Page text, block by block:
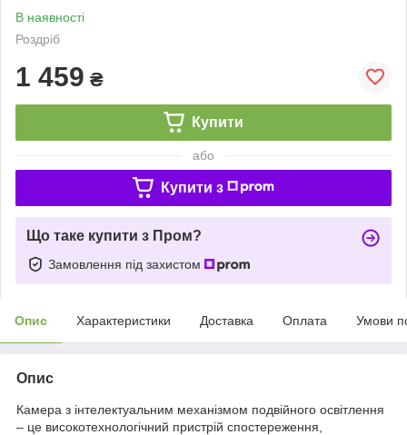
В наявності
Роздріб
1 459 ₴
Купити
або
Купити з
Що таке купити з Пром?
Замовлення під захистом
Опис Характеристики Доставка Оплата Умови
Опис
Камера з інтелектуальним механізмом подвійного освітлення
– це високотехнологічний пристрій спостереження,